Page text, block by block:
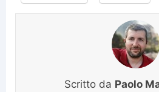
Scritto da Paolo